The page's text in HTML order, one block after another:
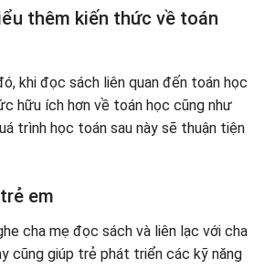
thêm kiến ​​thức về toán
khi đọc sách liên quan đến toán học
hữu ích hơn về toán học cũng như
trình học toán sau này sẽ thuận tiện
em
cha mẹ đọc sách và liên lạc với cha
cũng giúp trẻ phát triển các kỹ năng